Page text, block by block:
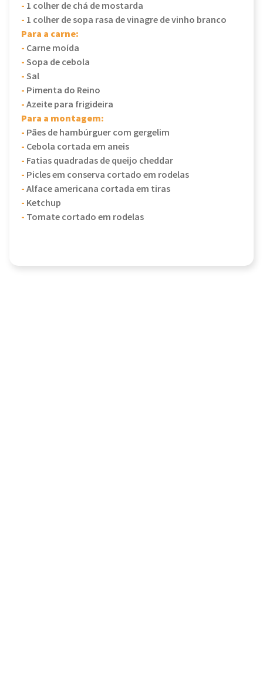
- 1 colher de chá de mostarda
- 1 colher de sopa rasa de vinagre de vinho branco
Para a carne:
- Carne moída
-Sopa de cebola
-Sal
- Pimenta do Reino
-Azeite para frigideira
Para a montagem:
- Pães de hambúrguer com gergelim
- Cebola cortada em aneis
- Fatias quadradas de queijo cheddar
- Picles em conserva cortado em rodelas
-Alface americana cortada em tiras
- Ketchup
- Tomate cortado em rodelas